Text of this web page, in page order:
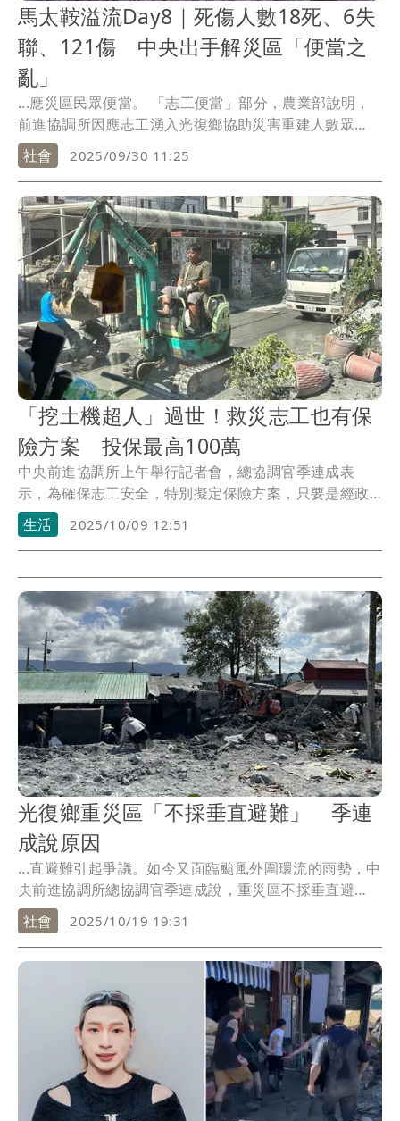
馬太鞍溢流Day8｜死傷人數18死、6失
聯、121傷 中央出手解災區「便當之
亂」
...應災區民眾便當。 「志工便當」部分，農業部說明，
前進協調所因應志工湧入光復鄉協助災害重建人數眾
多，...
社會 2025/09/30 11:25
「挖土機超人」過世！救災志工也有保
險方案 投保最高100萬
中央前進協調所上午舉行記者會，總協調官季連成表
示，為確保志工安全，特別擬定保險方案，只要是經政
府徵募...
生活 2025/10/09 12:51
光復鄉重災區「不採垂直避難」 季連
成說原因
...直避難引起爭議。如今又面臨颱風外圍環流的雨勢，中
央前進協調所總協調官季連成說，重災區不採垂直避
難，因...
社會 2025/10/19 19:31